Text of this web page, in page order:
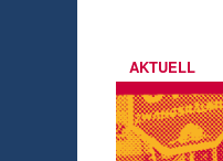
AKTUELL